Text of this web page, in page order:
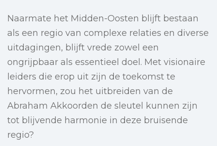
Naarmate het Midden-Oosten blijft bestaan
als een regio van complexe relaties en diverse
uitdagingen, blijft vrede zowel een
ongrijpbaar als essentieel doel. Met visionaire
leiders die erop uit zijn de toekomst te
hervormen, zou het uitbreiden van de
Abraham Akkoorden de sleutel kunnen zijn
tot blijvende harmonie in deze bruisende
regio?